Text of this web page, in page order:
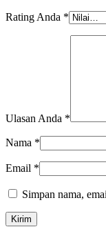
Rating Anda *
Ulasan Anda *
Nama *
Email *
Simpan nama,